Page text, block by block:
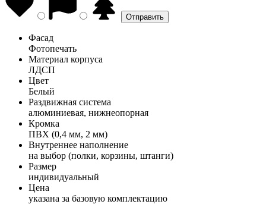
Фасад
Фотопечать
Материал корпуса
ЛДСП
Цвет
Белый
Раздвижная система
алюминиевая, нижнеопорная
Кромка
ПВХ (0,4 мм, 2 мм)
Внутреннее наполнение
на выбор (полки, корзины, штанги)
Размер
индивидуальный
Цена
указана за базовую комплектацию